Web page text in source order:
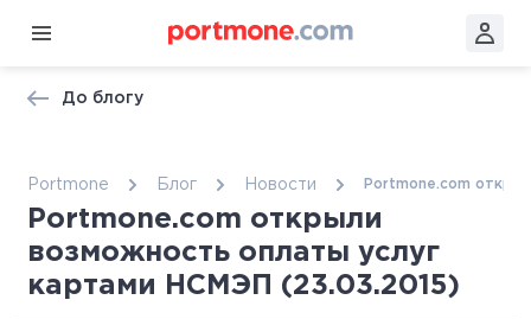
До блогу
Portmone Блог Новости Portmone.com
Portmone.com открыли
возможность оплаты услуг
картами НСМЭП (23.03.2015)